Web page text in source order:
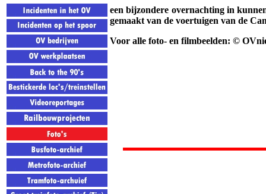
een bijzondere overnachting in
gemaakt van de voertuigen van de
Voor alle foto- en filmbeelden: ©